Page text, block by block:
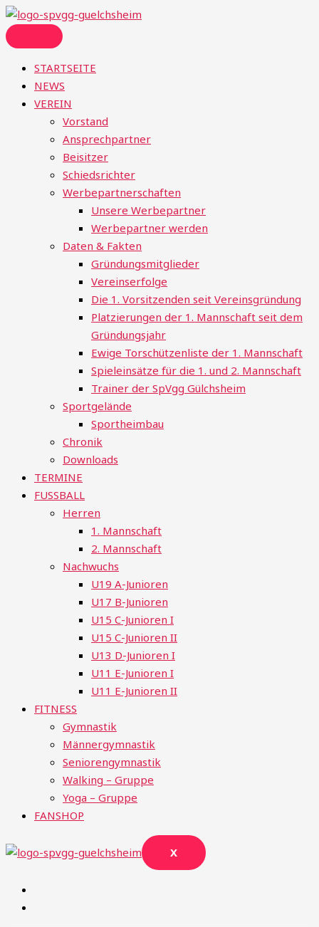
Zum
Inhalt
springen
STARTSEITE
NEWS
VEREIN
Vorstand
Ansprechpartner
Beisitzer
Schiedsrichter
Werbepartnerschaften
Unsere Werbepartner
Werbepartner werden
Daten & Fakten
Gründungsmitglieder
Vereinserfolge
Die 1. Vorsitzenden seit Vereinsgründung
Platzierungen der 1. Mannschaft seit dem
Gründungsjahr
Ewige Torschützenliste der 1. Mannschaft
Spieleinsätze für die 1. und 2. Mannschaft
Trainer der SpVgg Gülchsheim
Sportgelände
Sportheimbau
Chronik
Downloads
TERMINE
FUSSBALL
Herren
1. Mannschaft
2. Mannschaft
Nachwuchs
U19 A-Junioren
U17 B-Junioren
U15 C-Junioren I
U15 C-Junioren II
U13 D-Junioren I
U11 E-Junioren I
U11 E-Junioren II
FITNESS
Gymnastik
Männergymnastik
Seniorengymnastik
Walking – Gruppe
Yoga – Gruppe
FANSHOP
X
Suchen
nach:
Menü